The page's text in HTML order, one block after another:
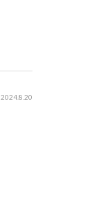
2024.8.20